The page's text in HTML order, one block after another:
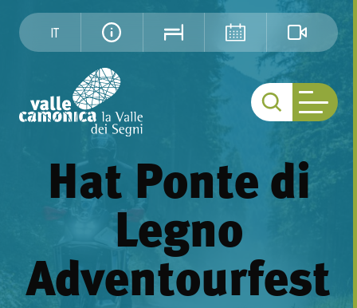
IT
Hat Ponte di
Legno
Adventourfest